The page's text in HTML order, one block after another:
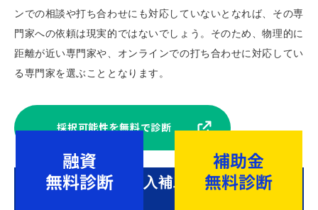
ンでの相談や打ち合わせにも対応していないとなれば、その専
門家への依頼は現実的ではないでしょう。そのため、物理的に
距離が近い専門家や、オンラインでの打ち合わせに対応してい
る専門家を選ぶこととなります。
採択可能性を無料で診断
デジタル化・AI導入補助金の最新スケジ